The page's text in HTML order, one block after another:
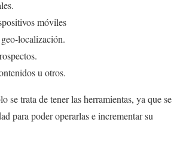
móviles
localización.
u otros.
se trata de tener las herramientas, ya que se
para poder operarlas e incrementar su